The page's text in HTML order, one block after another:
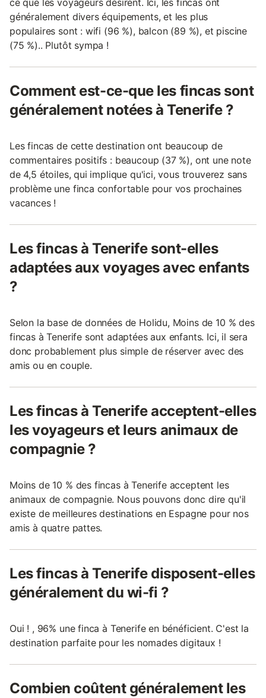
ce que les voyageurs désirent. Ici, les fincas ont
généralement divers équipements, et les plus
populaires sont : wifi (96 %), balcon (89 %), et piscine
(75 %).. Plutôt sympa !
Comment est-ce-que les fincas sont
généralement notées à Tenerife ?
Les fincas de cette destination ont beaucoup de
commentaires positifs : beaucoup (37 %), ont une note
de 4,5 étoiles, qui implique qu'ici, vous trouverez sans
problème une finca confortable pour vos prochaines
vacances !
Les fincas à Tenerife sont-elles
adaptées aux voyages avec enfants
?
Selon la base de données de Holidu, Moins de 10 % des
fincas à Tenerife sont adaptées aux enfants. Ici, il sera
donc probablement plus simple de réserver avec des
amis ou en couple.
Les fincas à Tenerife acceptent-elles
les voyageurs et leurs animaux de
compagnie ?
Moins de 10 % des fincas à Tenerife acceptent les
animaux de compagnie. Nous pouvons donc dire qu'il
existe de meilleures destinations en Espagne pour nos
amis à quatre pattes.
Les fincas à Tenerife disposent-elles
généralement du wi-fi ?
Oui ! , 96% une finca à Tenerife en bénéficient. C'est la
destination parfaite pour les nomades digitaux !
Combien coûtent généralement les